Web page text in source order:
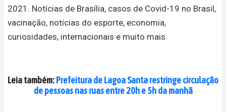
2021. Notícias de Brasília, casos de Covid-19 no Brasil,
vacinação, notícias do esporte, economia,
curiosidades, internacionais e muito mais.
Leia também:Prefeitura de Lagoa Santa restringe circulação
de pessoas nas ruas entre 20h e 5h da manhã